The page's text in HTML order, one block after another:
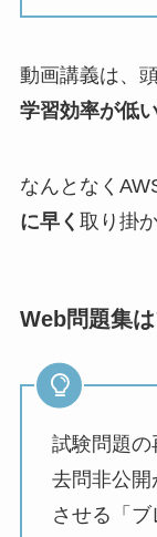
動画講義は、
学習効率が低
なんとなく
に早く 取り掛
Web問題集
試験問題の
去問非公開
させる「